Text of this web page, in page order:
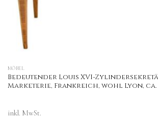
MÖBEL
Bedeutender Louis XVI-
Marketerie, Frankreich, wohl Lyon, ca.
inkl. MwSt.